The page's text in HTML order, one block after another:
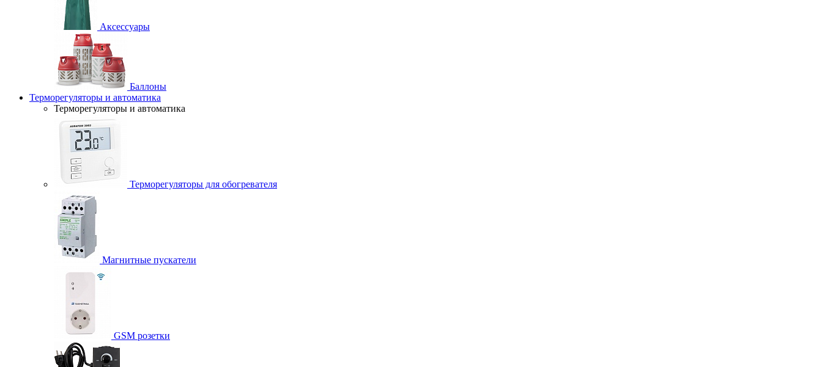
Аксессуары
Баллоны
Терморегуляторы и автоматика
Терморегуляторы и автоматика
Терморегуляторы для обогревателя
Магнитные пускатели
GSM розетки